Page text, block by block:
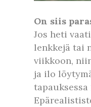
On siis
Jos heti
lenkkejä tai
viikkoon,
ja ilo